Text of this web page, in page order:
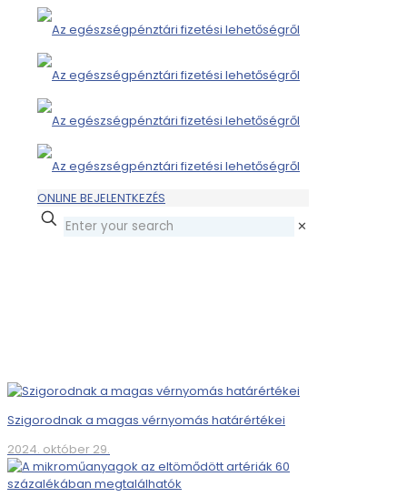
ONLINE BEJELENTKEZÉS
✕
Szigorodnak a magas vérnyomás határértékei
2024. október 29.